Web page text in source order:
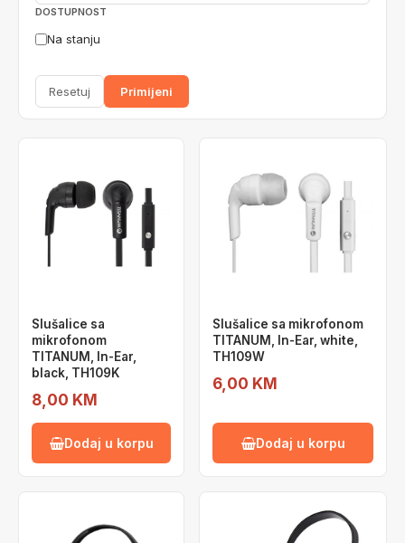
DOSTUPNOST
Na stanju
Resetuj Primijeni
Slušalice sa
mikrofonom
TITANUM, In-Ear,
black, TH109K
8,00 KM
Dodaj u korpu
Slušalice sa mikrofonom
TITANUM, In-Ear, white,
TH109W
6,00 KM
Dodaj u korpu